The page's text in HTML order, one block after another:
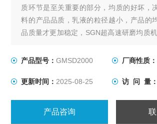
质环节是至关重要的部分，均质的好坏，
料的产品品质，乳液的粒径越小，产品的
品质量才更加稳定，SGN超高速研磨均质
产品型号：GMSD2000 厂商性质：
更新时间： 2025-08-25 访 问 量：
产品咨询